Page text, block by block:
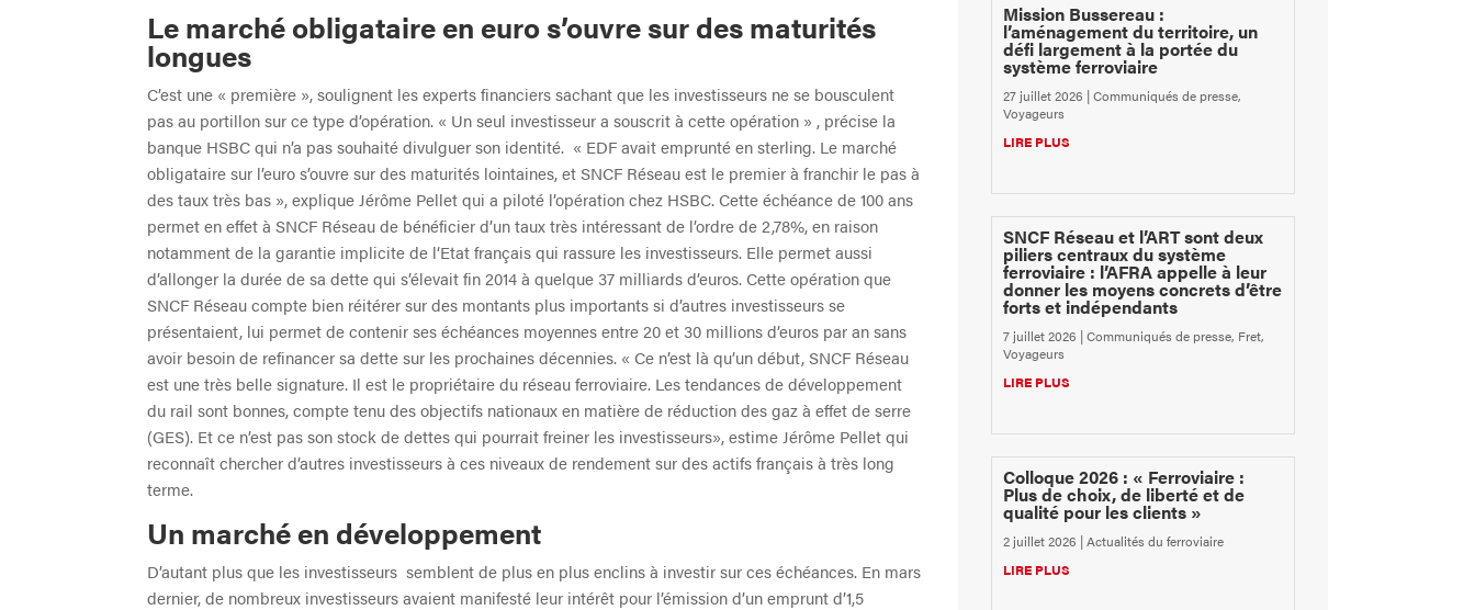
Le marché obligataire en euro s’ouvre sur des maturités
longues
C’est une « première », soulignent les experts financiers sachant que les investisseurs ne se bousculent
pas au portillon sur ce type d’opération. « Un seul investisseur a souscrit à cette opération » , précise la
banque HSBC qui n’a pas souhaité divulguer son identité. « EDF avait emprunté en sterling. Le marché
obligataire sur l’euro s’ouvre sur des maturités lointaines, et SNCF Réseau est le premier à franchir le pas à
des taux très bas », explique Jérôme Pellet qui a piloté l’opération chez HSBC. Cette échéance de 100 ans
permet en effet à SNCF Réseau de bénéficier d’un taux très intéressant de l’ordre de 2,78%, en raison
notamment de la garantie implicite de l‘Etat français qui rassure les investisseurs. Elle permet aussi
d’allonger la durée de sa dette qui s’élevait fin 2014 à quelque 37 milliards d’euros. Cette opération que
SNCF Réseau compte bien réitérer sur des montants plus importants si d’autres investisseurs se
présentaient, lui permet de contenir ses échéances moyennes entre 20 et 30 millions d’euros par an sans
avoir besoin de refinancer sa dette sur les prochaines décennies. « Ce n’est là qu’un début, SNCF Réseau
est une très belle signature. Il est le propriétaire du réseau ferroviaire. Les tendances de développement
du rail sont bonnes, compte tenu des objectifs nationaux en matière de réduction des gaz à effet de serre
(GES). Et ce n’est pas son stock de dettes qui pourrait freiner les investisseurs», estime Jérôme Pellet qui
reconnaît chercher d’autres investisseurs à ces niveaux de rendement sur des actifs français à très long
terme.
Un marché en développement
D’autant plus que les investisseurs semblent de plus en plus enclins à investir sur ces échéances. En mars
dernier, de nombreux investisseurs avaient manifesté leur intérêt pour l’émission d’un emprunt d’1,5
Mission Bussereau :
l’aménagement du territoire, un
défi largement à la portée du
système ferroviaire
27 juillet 2026 |Communiqués de presse,
Voyageurs
LIRE PLUS
SNCF Réseau et l’ART sont deux
piliers centraux du système
ferroviaire : l’AFRA appelle à leur
donner les moyens concrets d’être
forts et indépendants
7 juillet 2026 |Communiqués de presse, Fret,
Voyageurs
LIRE PLUS
Colloque 2026 : « Ferroviaire :
Plus de choix, de liberté et de
qualité pour les clients »
2 juillet 2026 |Actualités du ferroviaire
LIRE PLUS